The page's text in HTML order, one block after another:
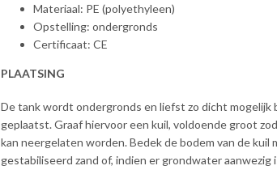
Materiaal: PE (polyethyleen)
Opstelling: ondergronds
Certificaat: CE
PLAATSING
De tank wordt ondergronds en liefst zo dicht mogelijk
geplaatst. Graaf hiervoor een kuil, voldoende groot
kan neergelaten worden. Bedek de bodem van de kuil
gestabiliseerd zand of, indien er grondwater aanwezig